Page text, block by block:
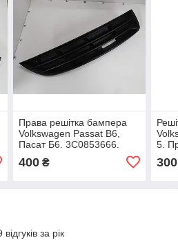
Права решітка бампера
Volkswagen Passat B6,
Пасат Б6. 3C0853666.
400₴
5.
300
за рік